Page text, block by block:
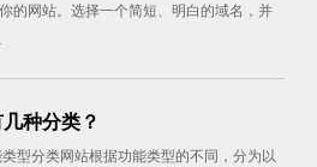
的网站。选择一个简短、明白的域名，并
种分类？
型分类网站根据功能类型的不同，分为以